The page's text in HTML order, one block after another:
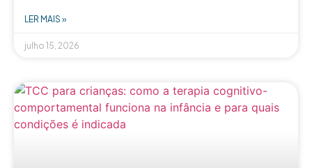
LER MAIS »
julho 15, 2026